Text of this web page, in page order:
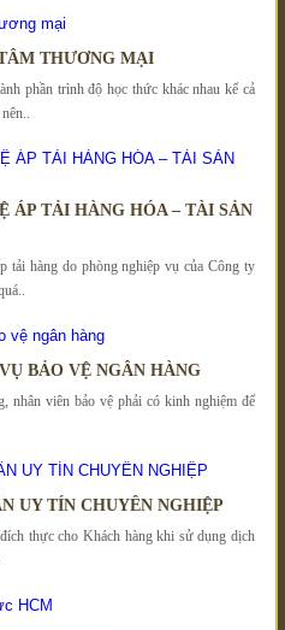
THƯƠNG MẠI
phần trình độ học thức khác nhau kể cả
ÁP TẢI HÀNG HÓA – TÀI SẢN
tải hàng do phòng nghiệp vụ của Công ty
BẢO VỆ NGÂN HÀNG
viên bảo vệ phải có kinh nghiệm để
UY TÍN CHUYÊN NGHIỆP
thực cho Khách hàng khi sử dụng dịch